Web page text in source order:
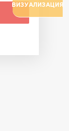
ВИЗУАЛИЗАЦИЯ